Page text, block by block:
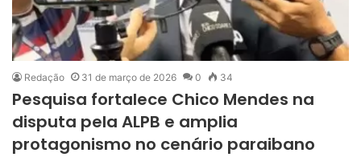
Redação 31 de março de 2026 0 34
Pesquisa fortalece Chico Mendes na
disputa pela ALPB e amplia
protagonismo no cenário paraibano